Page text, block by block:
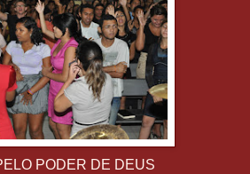
PODER DE DEUS